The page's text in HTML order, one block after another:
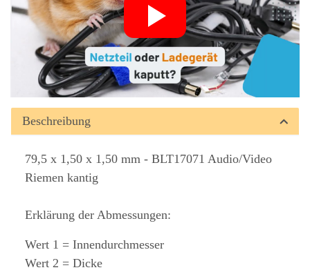
Beschreibung
79,5 x 1,50 x 1,50 mm - BLT17071 Audio/Video
Riemen kantig
Erklärung der Abmessungen:
Wert 1 = Innendurchmesser
Wert 2 = Dicke